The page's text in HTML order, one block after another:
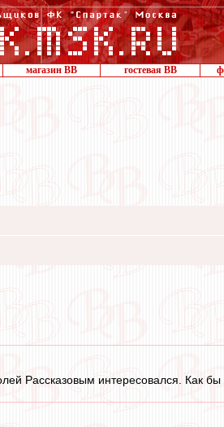
магазин ВВ гостевая ВВ
Рассказовым интересовался. Как